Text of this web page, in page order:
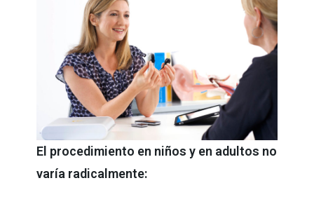
El procedimiento en niños y en adultos no
varía radicalmente: